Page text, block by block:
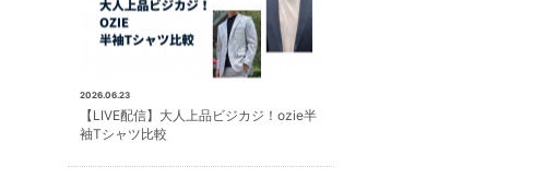
2026.06.23
【LIVE配信】大人上品ビジカジ！ozie半
袖Tシャツ比較